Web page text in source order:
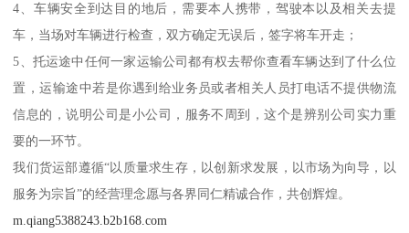
4、车辆安全到达目的地后，需要本人携带，驾驶本以及相关去提
车，当场对车辆进行检查，双方确定无误后，签字将车开走；
5、托运途中任何一家运输公司都有权去帮你查看车辆达到了什么位
置，运输途中若是你遇到给业务员或者相关人员打电话不提供物流
信息的，说明公司是小公司，服务不周到，这个是辨别公司实力重
要的一环节。
我们货运部遵循“以质量求生存，以创新求发展，以市场为向导，以
服务为宗旨”的经营理念愿与各界同仁精诚合作，共创辉煌。
m.qiang5388243.b2b168.com